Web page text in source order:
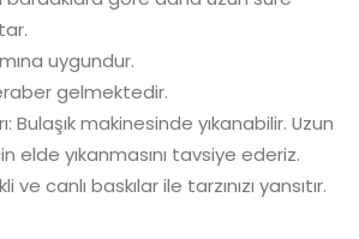
uygundur.
gelmektedir.
Bulaşık makinesinde yıkanabilir. Uzun
elde yıkanmasını tavsiye ederiz.
ve canlı baskılar ile tarzınızı yansıtır.